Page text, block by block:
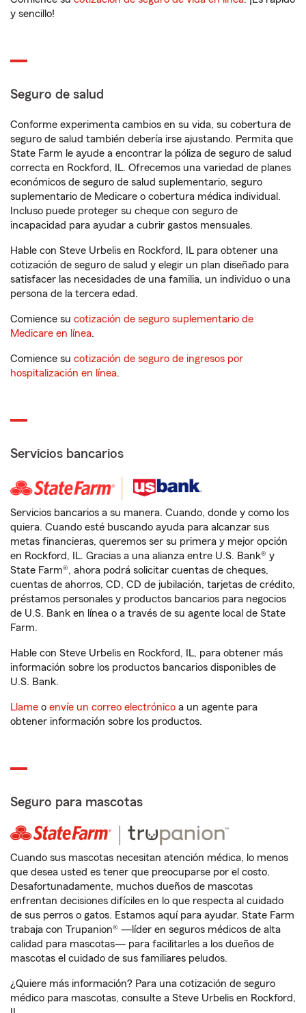
y sencillo!
Seguro de salud
Conforme experimenta cambios en su vida, su cobertura de
seguro de salud también debería irse ajustando. Permita que
State Farm le ayude a encontrar la póliza de seguro de salud
correcta en Rockford, IL. Ofrecemos una variedad de planes
económicos de seguro de salud suplementario, seguro
suplementario de Medicare o cobertura médica individual.
Incluso puede proteger su cheque con seguro de
incapacidad para ayudar a cubrir gastos mensuales.
Hable con Steve Urbelis en Rockford, IL para obtener una
cotización de seguro de salud y elegir un plan diseñado para
satisfacer las necesidades de una familia, un individuo o una
persona de la tercera edad.
Comience su cotización de seguro suplementario de
Medicare en línea.
Comience su cotización de seguro de ingresos por
hospitalización en línea.
Servicios bancarios
Servicios bancarios a su manera. Cuando, donde y como los
quiera. Cuando esté buscando ayuda para alcanzar sus
metas financieras, queremos ser su primera y mejor opción
en Rockford, IL. Gracias a una alianza entre U.S. Bank® y
State Farm®, ahora podrá solicitar cuentas de cheques,
cuentas de ahorros, CD, CD de jubilación, tarjetas de crédito,
préstamos personales y productos bancarios para negocios
de U.S. Bank en línea o a través de su agente local de State
Farm.
Hable con Steve Urbelis en Rockford, IL, para obtener más
información sobre los productos bancarios disponibles de
U.S. Bank.
Llame o envíe un correo electrónico a un agente para
obtener información sobre los productos.
Seguro para mascotas
Cuando sus mascotas necesitan atención médica, lo menos
que desea usted es tener que preocuparse por el costo.
Desafortunadamente, muchos dueños de mascotas
enfrentan decisiones difíciles en lo que respecta al cuidado
de sus perros o gatos. Estamos aquí para ayudar. State Farm
trabaja con Trupanion® —líder en seguros médicos de alta
calidad para mascotas— para facilitarles a los dueños de
mascotas el cuidado de sus familiares peludos.
¿Quiere más información? Para una cotización de seguro
médico para mascotas, consulte a Steve Urbelis en Rockford,